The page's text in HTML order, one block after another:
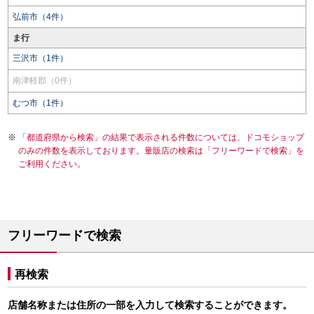
弘前市（4件）
ま行
三沢市（1件）
南津軽郡（0件）
むつ市（1件）
「都道府県から検索」の結果で表示される件数については、ドコモショップ
のみの件数を表示しております。量販店の検索は「フリーワードで検索」を
ご利用ください。
フリーワードで検索
再検索
店舗名称または住所の一部を入力して検索することができます。